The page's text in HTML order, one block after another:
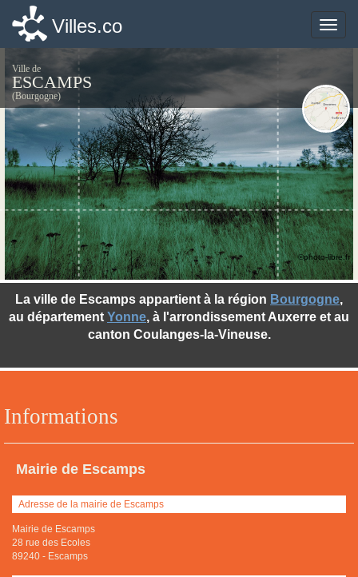
Toggle
Villes.co
Ville de
ESCAMPS
(Bourgogne)
Informations
Mairie de Escamps
Adresse de la mairie de Escamps
Mairie de Escamps
28 rue des Ecoles
89240 - Escamps
La ville de Escamps appartient à la région Bourgogne,
au département Yonne, à l'arrondissement Auxerre et au
canton Coulanges-la-Vineuse.
©photo-libre.fr
Toggle
Villes.co